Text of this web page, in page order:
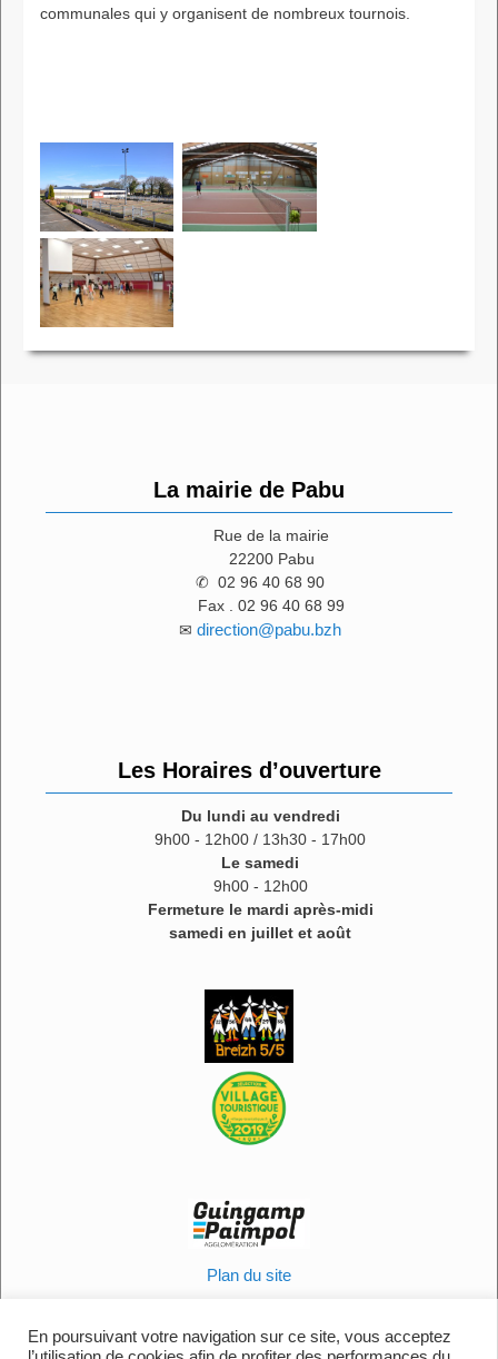
communales qui y organisent de nombreux tournois.
La mairie de Pabu
Rue de la mairie
22200 Pabu
✆ 02 96 40 68 90
Fax . 02 96 40 68 99
✉ direction@pabu.bzh
Les Horaires d’ouverture
Du lundi au vendredi
9h00 - 12h00 / 13h30 - 17h00
Le samedi
9h00 - 12h00
Fermeture le mardi après-midi
samedi en juillet et août
Plan du site
Politique en matière de cookies
En poursuivant votre navigation sur ce site, vous acceptez